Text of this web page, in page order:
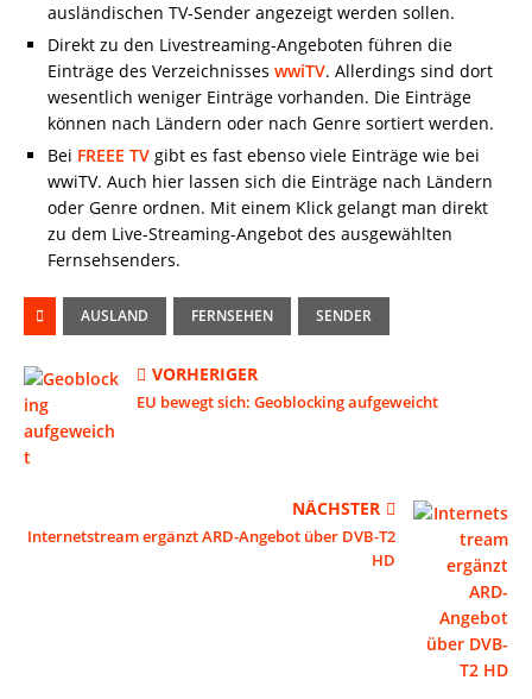
ausländischen TV-Sender angezeigt werden sollen.
Direkt zu den Livestreaming-Angeboten führen die
Einträge des Verzeichnisses wwiTV. Allerdings sind dort
wesentlich weniger Einträge vorhanden. Die Einträge
können nach Ländern oder nach Genre sortiert werden.
Bei FREEE TV gibt es fast ebenso viele Einträge wie bei
wwiTV. Auch hier lassen sich die Einträge nach Ländern
oder Genre ordnen. Mit einem Klick gelangt man direkt
zu dem Live-Streaming-Angebot des ausgewählten
Fernsehsenders.
AUSLAND FERNSEHEN SENDER
VORHERIGER
EU bewegt sich: Geoblocking aufgeweicht
NÄCHSTER
Internetstream ergänzt ARD-Angebot über DVB-T2
HD